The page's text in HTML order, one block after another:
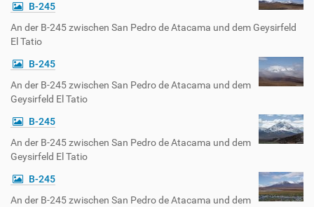
B-245
An der B-245 zwischen San Pedro de Atacama und dem Geysirfeld
El Tatio
B-245
An der B-245 zwischen San Pedro de Atacama und dem
Geysirfeld El Tatio
B-245
An der B-245 zwischen San Pedro de Atacama und dem
Geysirfeld El Tatio
B-245
An der B-245 zwischen San Pedro de Atacama und dem